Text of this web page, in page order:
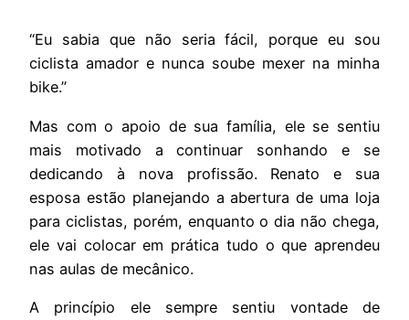
“Eu sabia que não seria fácil, porque eu sou
ciclista amador e nunca soube mexer na minha
bike.”
Mas com o apoio de sua família, ele se sentiu
mais motivado a continuar sonhando e se
dedicando à nova profissão. Renato e sua
esposa estão planejando a abertura de uma loja
para ciclistas, porém, enquanto o dia não chega,
ele vai colocar em prática tudo o que aprendeu
nas aulas de mecânico.
A princípio ele sempre sentiu vontade de